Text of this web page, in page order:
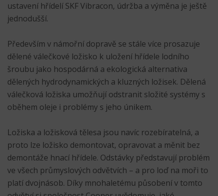
ustavení hřídelí SKF Vibracon, údržba a výměna je ještě
jednodušší.
Především v námořní dopravě se stále více prosazuje
dělené válečkové ložisko k uložení hřídele lodního
šroubu jako hospodárná a ekologická alternativa
dělených hydrodynamických a kluzných ložisek. Dělená
válečková ložiska umožňují odstranit složité systémy s
oběhem oleje i problémy s jeho únikem.
Ložiska a ložisková tělesa jsou navíc rozebíratelná, a
proto lze ložisko demontovat, opravovat a měnit bez
demontáže hnací hřídele. Odstávky představují problém
ve všech průmyslových odvětvích – a pro loď na moři to
platí dvojnásob. Díky mnohaletému působení v tomto